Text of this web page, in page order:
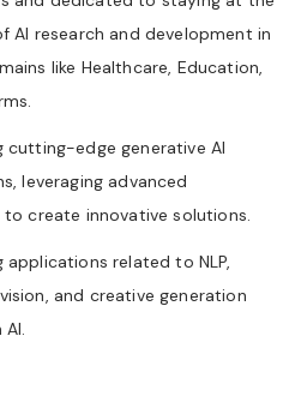
AI research and development in
like Healthcare, Education,
cutting-edge generative AI
leveraging advanced
to create innovative solutions.
applications related to NLP,
and creative generation